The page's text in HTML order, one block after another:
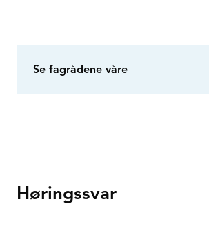
Se fagrådene våre
Høringssvar